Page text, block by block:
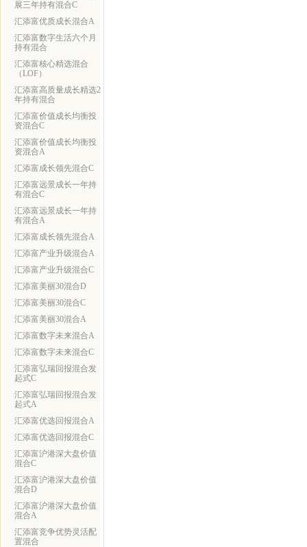
展三年持有混合C
汇添富优质成长混合A
汇添富数字生活六个月
持有混合
汇添富核心精选混合
（LOF）
汇添富高质量成长精选2
年持有混合
汇添富价值成长均衡投
资混合C
汇添富价值成长均衡投
资混合A
汇添富成长领先混合C
汇添富远景成长一年持
有混合C
汇添富远景成长一年持
有混合A
汇添富成长领先混合A
汇添富产业升级混合A
汇添富产业升级混合C
汇添富美丽30混合D
汇添富美丽30混合C
汇添富美丽30混合A
汇添富数字未来混合A
汇添富数字未来混合C
汇添富弘瑞回报混合发
起式C
汇添富弘瑞回报混合发
起式A
汇添富优选回报混合A
汇添富优选回报混合C
汇添富沪港深大盘价值
混合C
汇添富沪港深大盘价值
混合D
汇添富沪港深大盘价值
混合A
汇添富竞争优势灵活配
置混合